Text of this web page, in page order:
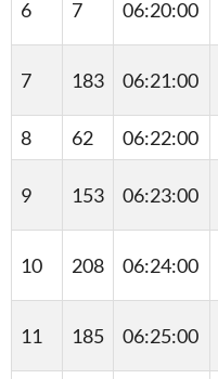
6 7 06:20:00
7 183 06:21:00
8
62 06:22:00
9 153 06:23:00
10 208 06:24:00
11 185 06:25:00